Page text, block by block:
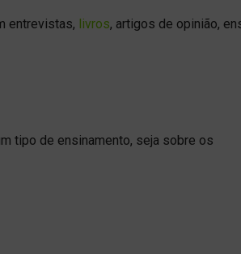
entrevistas, livros, artigos de opinião,
tipo de ensinamento, seja sobre os